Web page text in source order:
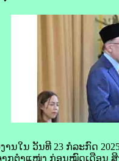
ໃນ ​ວັນ​ທີ 23 ກໍລະກົດ
ກ​ຕຳແໜ່ງ ກ່ອນ​ໝົດ​ເດືອນ